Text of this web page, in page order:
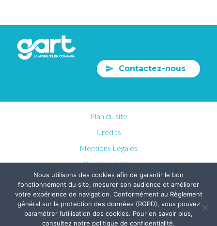
Contactez-nous
Plan du site
Crédits
Mentions Légales
Confidentialités
Nous utilisons des cookies afin de garantir le bon
fonctionnement du site, mesurer son audience et améliorer
votre expérience de navigation. Conformément au Règlement
général sur la protection des données (RGPD), vous pouvez
paramétrer l’utilisation des cookies. Pour en savoir plus,
consultez notre politique de confidentialité.